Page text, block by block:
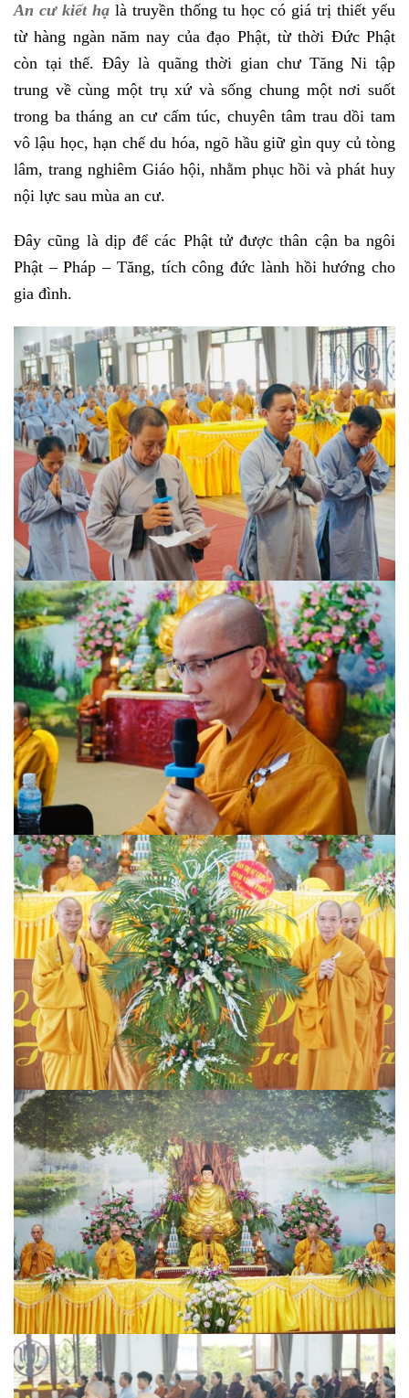
An cư kiết hạ là truyền thống tu học có giá trị thiết yếu
từ hàng ngàn năm nay của đạo Phật, từ thời Đức Phật
còn tại thế. Đây là quãng thời gian chư Tăng Ni tập
trung về cùng một trụ xứ và sống chung một nơi suốt
trong ba tháng an cư cấm túc, chuyên tâm trau dồi tam
vô lậu học, hạn chế du hóa, ngõ hầu giữ gìn quy củ tòng
lâm, trang nghiêm Giáo hội, nhằm phục hồi và phát huy
nội lực sau mùa an cư.
Đây cũng là dịp để các Phật tử được thân cận ba ngôi
Phật – Pháp – Tăng, tích công đức lành hồi hướng cho
gia đình.